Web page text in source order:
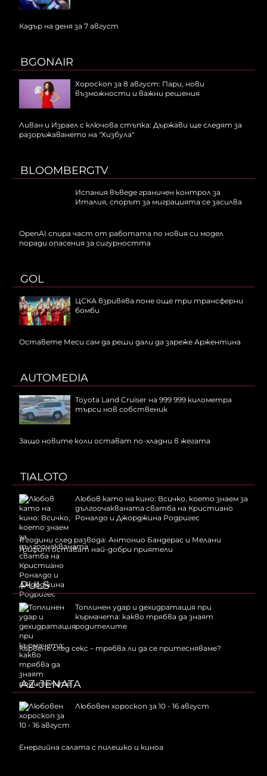
Кадър на деня за 7 август
BGONAIR
Хороскоп за 8 август: Пари, нови
възможности и важни решения
Ливан и Израел с ключова стъпка: Държави ще следят за
разоръжаването на "Хизбула"
BLOOMBERGTV
Испания въведе граничен контрол за
Италия, спорът за миграцията се засилва
OpenAI спира част от работата по новия си модел
поради опасения за сигурността
GOL
ЦСКА взривява поне още три трансферни
бомби
Оставете Меси сам да реши дали да зареже Аржентина
AUTOMEDIA
Toyota Land Cruiser на 999 999 километра
търси нов собственик
Защо новите коли остават по-хладни в жегата
TIALOTO
Любов като на кино: Всичко, което знаем за
дългоочакваната сватба на Кристиано
Роналдо и Джорджина Родригес
11 години след развода: Антонио Бандерас и Мелани
Грифит остават най-добри приятели
PULS
Топлинен удар и дехидратация при
кърмачета: какво трябва да знаят
родителите
Кървене след секс – трябва ли да се притесняваме?
AZ-JENATA
Любовен хороскоп за 10 - 16 август
Енергийна салата с пилешко и киноа